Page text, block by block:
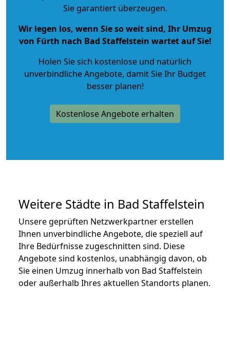
Sie garantiert überzeugen.
Wir legen los, wenn Sie so weit sind, Ihr Umzug
von Fürth nach Bad Staffelstein wartet auf Sie!
Holen Sie sich kostenlose und natürlich
unverbindliche Angebote, damit Sie Ihr Budget
besser planen!
Kostenlose Angebote erhalten
Weitere Städte in Bad Staffelstein
Unsere geprüften Netzwerkpartner erstellen
Ihnen unverbindliche Angebote, die speziell auf
Ihre Bedürfnisse zugeschnitten sind. Diese
Angebote sind kostenlos, unabhängig davon, ob
Sie einen Umzug innerhalb von Bad Staffelstein
oder außerhalb Ihres aktuellen Standorts planen.